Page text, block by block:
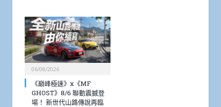
06/08/2026
《巔峰極速》x《MF
GHOST》8/6 聯動震撼登
場！ 新世代山路傳說再臨